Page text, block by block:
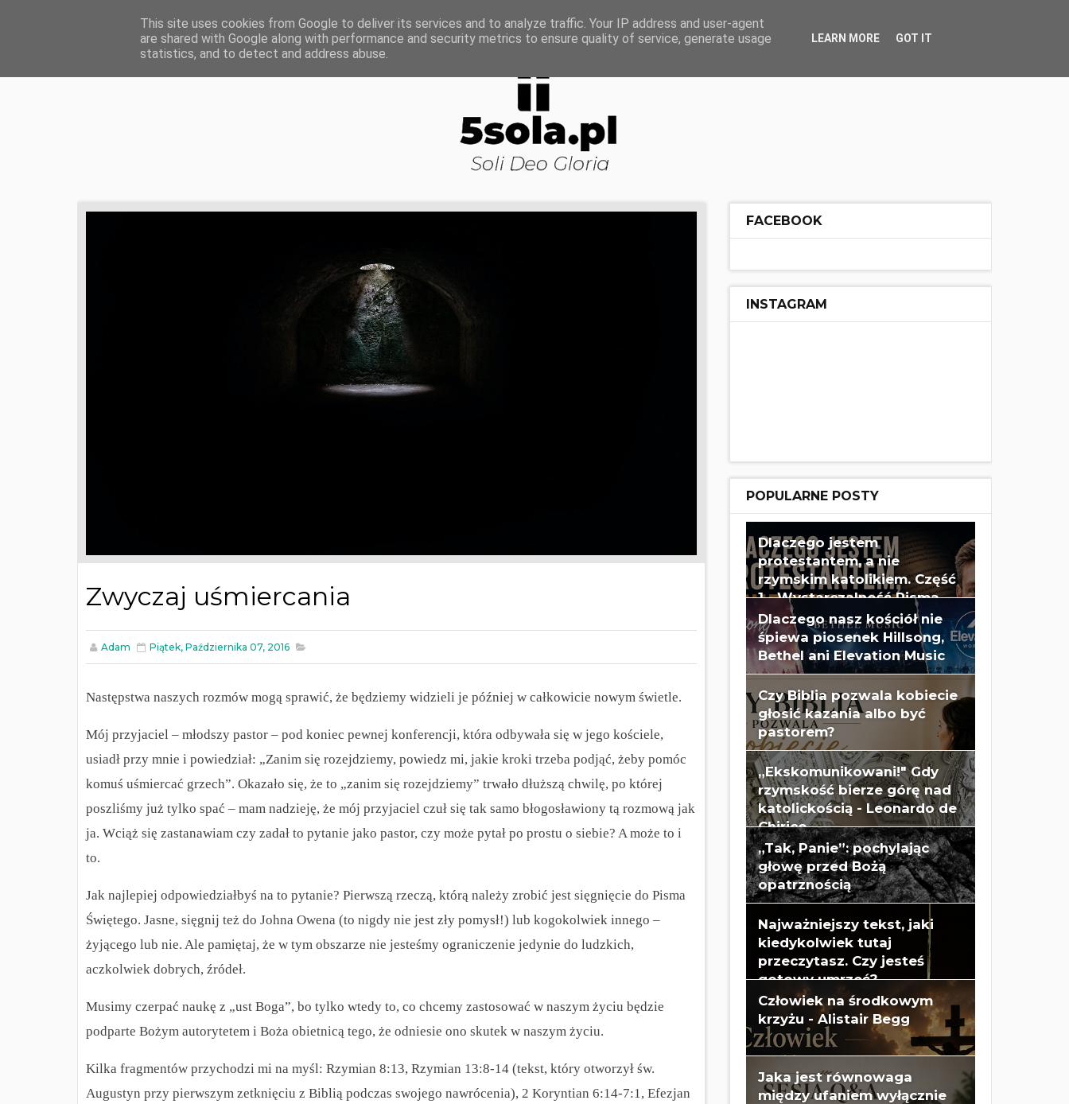
ŻYCIE CHRZEŚCIJAŃSKIE ZDROWA NAUKA DOJRZAŁOŚĆ DUCHOWA KOŚCIÓŁ INNE
Zwyczaj uśmiercania
Adam Piątek, Października 07, 2016
Następstwa naszych rozmów mogą sprawić, że będziemy widzieli je później w całkowicie nowym świetle.
Mój przyjaciel – młodszy pastor – pod koniec pewnej konferencji, która odbywała się w jego kościele,
usiadł przy mnie i powiedział: „Zanim się rozejdziemy, powiedz mi, jakie kroki trzeba podjąć, żeby pomóc
komuś uśmiercać grzech”. Okazało się, że to „zanim się rozejdziemy” trwało dłuższą chwilę, po której
poszliśmy już tylko spać – mam nadzieję, że mój przyjaciel czuł się tak samo błogosławiony tą rozmową jak
ja. Wciąż się zastanawiam czy zadał to pytanie jako pastor, czy może pytał po prostu o siebie? A może to i
to.
Jak najlepiej odpowiedziałbyś na to pytanie? Pierwszą rzeczą, którą należy zrobić jest sięgnięcie do Pisma
Świętego. Jasne, sięgnij też do Johna Owena (to nigdy nie jest zły pomysł!) lub kogokolwiek innego –
żyjącego lub nie. Ale pamiętaj, że w tym obszarze nie jesteśmy ograniczenie jedynie do ludzkich,
aczkolwiek dobrych, źródeł.
Musimy czerpać naukę z „ust Boga”, bo tylko wtedy to, co chcemy zastosować w naszym życiu będzie
podparte Bożym autorytetem i Boża obietnicą tego, że odniesie ono skutek w naszym życiu.
Kilka fragmentów przychodzi mi na myśl: Rzymian 8:13, Rzymian 13:8-14 (tekst, który otworzył św.
Augustyn przy pierwszym zetknięciu z Biblią podczas swojego nawrócenia), 2 Koryntian 6:14-7:1, Efezjan
FACEBOOK
INSTAGRAM
POPULARNE POSTY
Dlaczego jestem
protestantem, a nie
rzymskim katolikiem. Część
1 - Wystarczalność Pisma
Świętego - Wes Huff
Dlaczego nasz kościół nie
śpiewa piosenek Hillsong,
Bethel ani Elevation Music
Czy Biblia pozwala kobiecie
głosić kazania albo być
pastorem?
„Ekskomunikowani!" Gdy
rzymskość bierze górę nad
katolickością - Leonardo de
Chirico
„Tak, Panie”: pochylając
głowę przed Bożą
opatrznością
Najważniejszy tekst, jaki
kiedykolwiek tutaj
przeczytasz. Czy jesteś
gotowy umrzeć?
Człowiek na środkowym
krzyżu - Alistair Begg
Jaka jest równowaga
między ufaniem wyłącznie
This site uses cookies from Google to deliver its services and to analyze traffic. Your IP address and user-agent
are shared with Google along with performance and security metrics to ensure quality of service, generate usage
statistics, and to detect and address abuse.
LEARN MORE GOT IT